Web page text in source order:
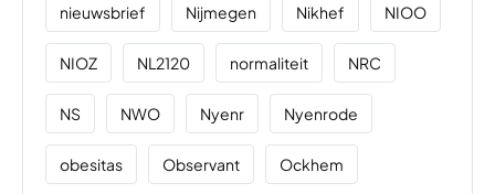
nieuwsbrief Nijmegen Nikhef NIOO
NIOZ NL2120 normaliteit NRC
NS NWO Nyenr Nyenrode
obesitas Observant Ockhem